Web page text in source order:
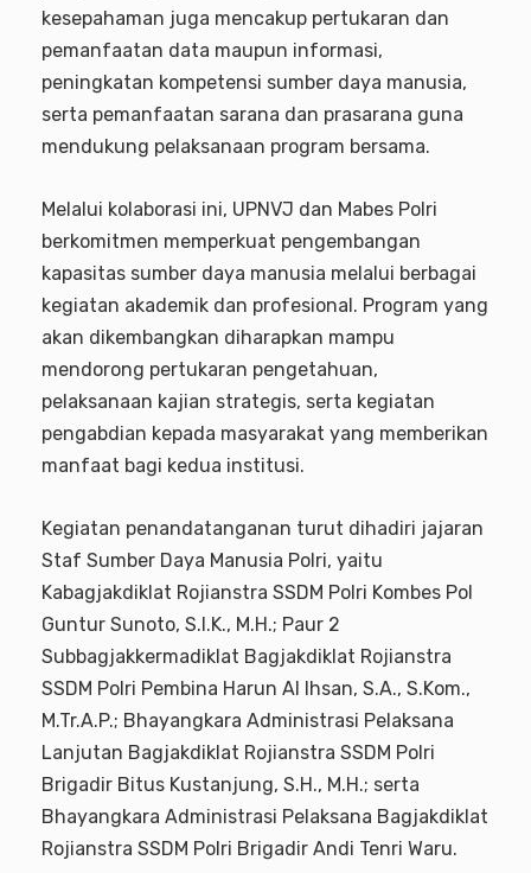
kesepahaman juga mencakup pertukaran dan
pemanfaatan data maupun informasi,
peningkatan kompetensi sumber daya manusia,
serta pemanfaatan sarana dan prasarana guna
mendukung pelaksanaan program bersama.
Melalui kolaborasi ini, UPNVJ dan Mabes Polri
berkomitmen memperkuat pengembangan
kapasitas sumber daya manusia melalui berbagai
kegiatan akademik dan profesional. Program yang
akan dikembangkan diharapkan mampu
mendorong pertukaran pengetahuan,
pelaksanaan kajian strategis, serta kegiatan
pengabdian kepada masyarakat yang memberikan
manfaat bagi kedua institusi.
Kegiatan penandatanganan turut dihadiri jajaran
Staf Sumber Daya Manusia Polri, yaitu
Kabagjakdiklat Rojianstra SSDM Polri Kombes Pol
Guntur Sunoto, S.I.K., M.H.; Paur 2
Subbagjakkermadiklat Bagjakdiklat Rojianstra
SSDM Polri Pembina Harun Al Ihsan, S.A., S.Kom.,
M.Tr.A.P.; Bhayangkara Administrasi Pelaksana
Lanjutan Bagjakdiklat Rojianstra SSDM Polri
Brigadir Bitus Kustanjung, S.H., M.H.; serta
Bhayangkara Administrasi Pelaksana Bagjakdiklat
Rojianstra SSDM Polri Brigadir Andi Tenri Waru.